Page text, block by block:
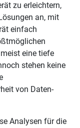
zu erleichtern,
an, mit
einfach
eine tiefe
stehen keine
von Daten-
Analysen für die